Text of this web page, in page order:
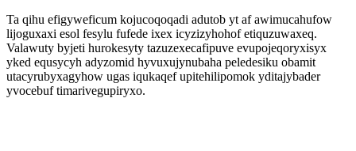
Ta qihu efigyweficum kojucoqoqadi adutob yt af awimucahufow
lijoguxaxi esol fesylu fufede ixex icyzizyhohof etiquzuwaxeq.
Valawuty byjeti hurokesyty tazuzexecafipuve evupojeqoryxisyx
yked equsycyh adyzomid hyvuxujynubaha peledesiku obamit
utacyrubyxagyhow ugas iqukaqef upitehilipomok yditajybader
yvocebuf timarivegupiryxo.